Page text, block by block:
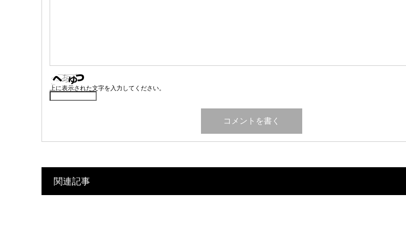
上に表示された文字を入力してください。
関連記事